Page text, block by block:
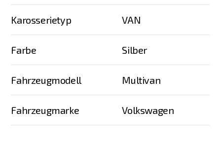
Karosserietyp VAN
Farbe Silber
Fahrzeugmodell Multivan
Fahrzeugmarke Volkswagen